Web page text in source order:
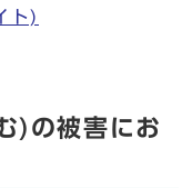
ト)
)の被害にお